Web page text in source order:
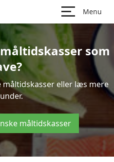
Menu
som
måltidskasser eller læs mere
måltidskasser